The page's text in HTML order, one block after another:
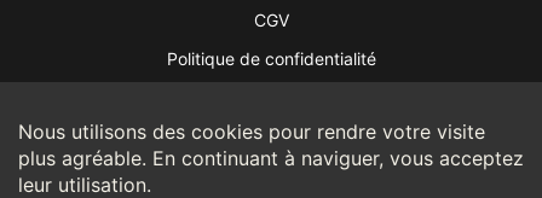
CGV
Politique de confidentialité